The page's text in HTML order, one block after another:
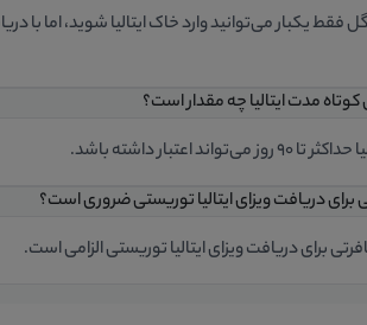
فقط یکبار می‌توانید وارد خاک ایتالیا شوید، اما با
اعتبار داشته باشد.
برای دریافت ویزای ایتالیا توریستی الزامی است.